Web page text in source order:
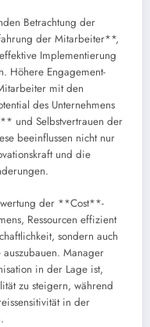
Betrachtung der
der Mitarbeiter**,
Implementierung
Höhere Engagement-
mit den
des Unternehmens
und Selbstvertrauen der
beeinflussen nicht nur
und die
der **Cost**-
Ressourcen effizient
sondern auch
Manager
in der Lage ist,
zu steigern, während
in der